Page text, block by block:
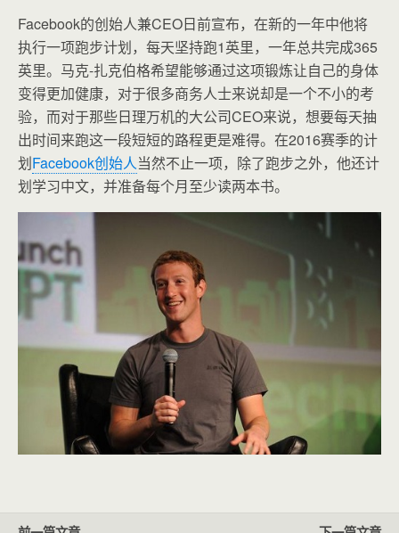
Facebook的创始人兼CEO日前宣布，在新的一年中他将
执行一项跑步计划，每天坚持跑1英里，一年总共完成365
英里。马克-扎克伯格希望能够通过这项锻炼让自己的身体
变得更加健康，对于很多商务人士来说却是一个不小的考
验，而对于那些日理万机的大公司CEO来说，想要每天抽
出时间来跑这一段短短的路程更是难得。在2016赛季的计
划Facebook创始人当然不止一项，除了跑步之外，他还计
划学习中文，并准备每个月至少读两本书。